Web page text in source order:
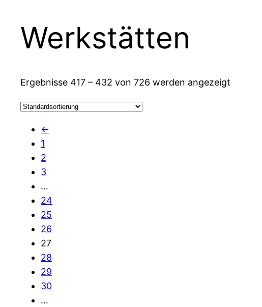
Werkstätten
Ergebnisse 417 – 432 von 726 werden angezeigt
←
1
2
3
…
24
25
26
27
28
29
30
…